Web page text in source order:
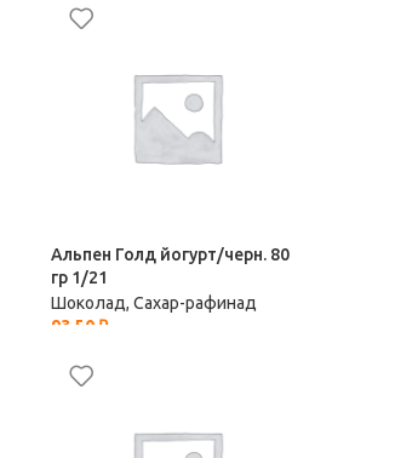
Альпен Голд йогурт/черн. 80
гр 1/21
Шоколад, Сахар-рафинад
93,50 ₽